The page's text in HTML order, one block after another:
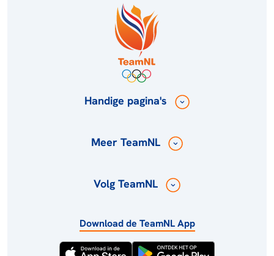
Handige pagina's
Meer TeamNL
Volg TeamNL
Download de TeamNL App